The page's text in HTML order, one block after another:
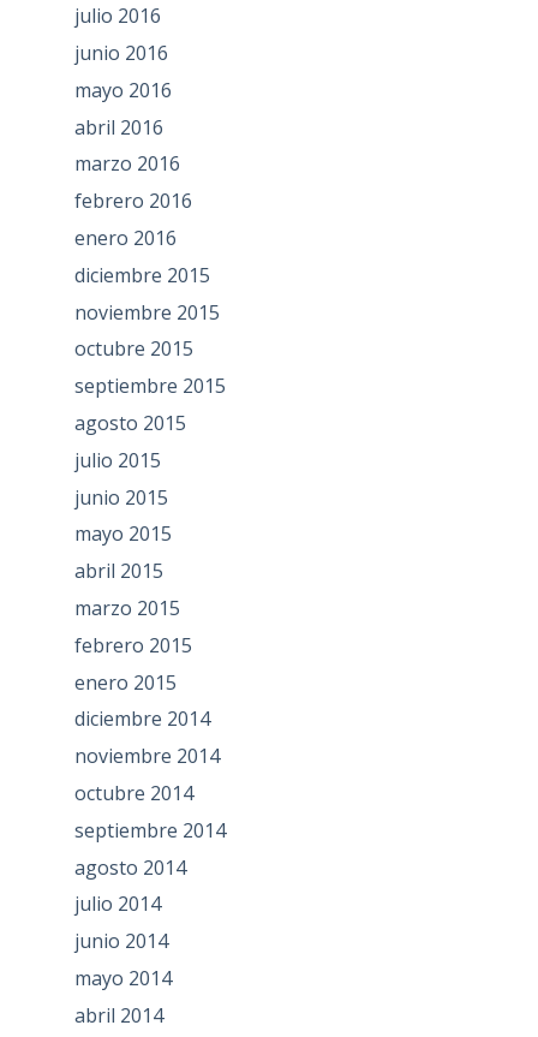
julio 2016
junio 2016
mayo 2016
abril 2016
marzo 2016
febrero 2016
enero 2016
diciembre 2015
noviembre 2015
octubre 2015
septiembre 2015
agosto 2015
julio 2015
junio 2015
mayo 2015
abril 2015
marzo 2015
febrero 2015
enero 2015
diciembre 2014
noviembre 2014
octubre 2014
septiembre 2014
agosto 2014
julio 2014
junio 2014
mayo 2014
abril 2014